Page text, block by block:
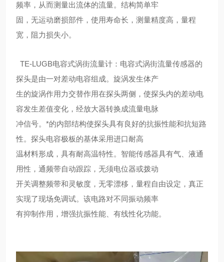
频率，从而测量出流体的流量。结构简单牢
固，无运动磨损部件，使用寿命长，测量精度高，量程
宽，阻力损失小。
TE-LUGB电容式涡街流量计：电容式涡街流量传感器的
探头是由一对差动电容组成。旋涡发生体产
生的旋涡作用力交替作用在探头两侧，使探头内的差动电
容发生差值变化，经放大器转换成流量电脉
冲信号。*的内部结构使探头具有良好的抗振性能和抗短路
性。探头电容极板的基体采用进口耐高
温材料形成，具有耐高温特性。智能传感器具有气、液通
用性，通频带自动跟踪，无须电位器或拨动
开关调整频带和灵敏度，无零漂移，量程自由设定，真正
实现了现场免调试。该电路对不同振动频率
有抑制作用，增强抗振性能、有线性化功能。